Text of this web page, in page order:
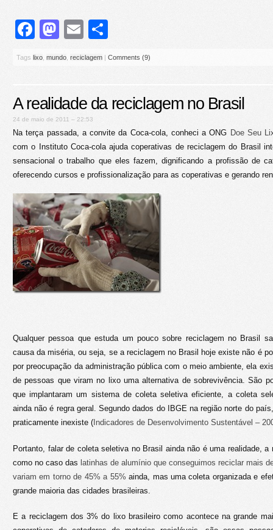
Facebook
Mastodon
Email
Tags lixo mundo reciclagem | Comments (9)
A realidade da reciclagem no Brasil
24 de maio de 2011 – 22:53
Na terça passada, a convite da Coca-cola, conheci a ONG Doe Seu
com o Instituto Coca-cola ajuda coperativas de reciclagem do Brasil
sensacional o trabalho que eles fazem, dignificando a profissão de
oferecendo cursos e profissionalização para as coperativas e gerando
Qualquer pessoa que estuda um pouco sobre reciclagem no Brasil
causa da miséria, ou seja, se a reciclagem no Brasil hoje existe não é
por preocupação da administração pública com o meio ambiente, ela
de pessoas que viram no lixo uma alternativa de sobrevivência. São
que implantaram um sistema de coleta seletiva eficiente, a coleta
ainda não é regra geral. Segundo dados do IBGE na região norte do
praticamente inexiste ( Indicadores de Desenvolvimento Sustentável –
Portanto, falar de coleta seletiva no Brasil ainda não é uma realidade, a
como no caso das latinhas de alumínio que conseguimos reciclar mais
variam em torno de 45% a 55% ainda, mas uma coleta organizada e
grande maioria das cidades brasileiras.
E a reciclagem dos 3% do lixo brasileiro como acontece na grande